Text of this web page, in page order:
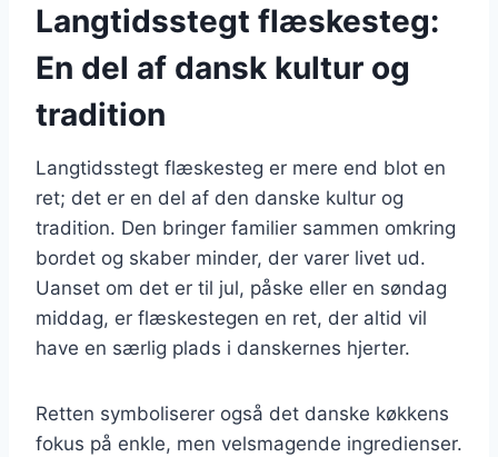
Langtidsstegt flæskesteg:
En del af dansk kultur og
tradition
Langtidsstegt flæskesteg er mere end blot en
ret; det er en del af den danske kultur og
tradition. Den bringer familier sammen omkring
bordet og skaber minder, der varer livet ud.
Uanset om det er til jul, påske eller en søndag
middag, er flæskestegen en ret, der altid vil
have en særlig plads i danskernes hjerter.
Retten symboliserer også det danske køkkens
fokus på enkle, men velsmagende ingredienser.